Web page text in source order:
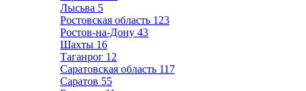
Лысьва 5
Ростовская область 123
Ростов-на-Дону 43
Шахты 16
Таганрог 12
Саратовская область 117
Саратов 55